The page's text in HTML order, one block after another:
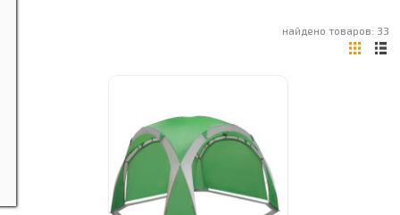
найдено товаров: 33